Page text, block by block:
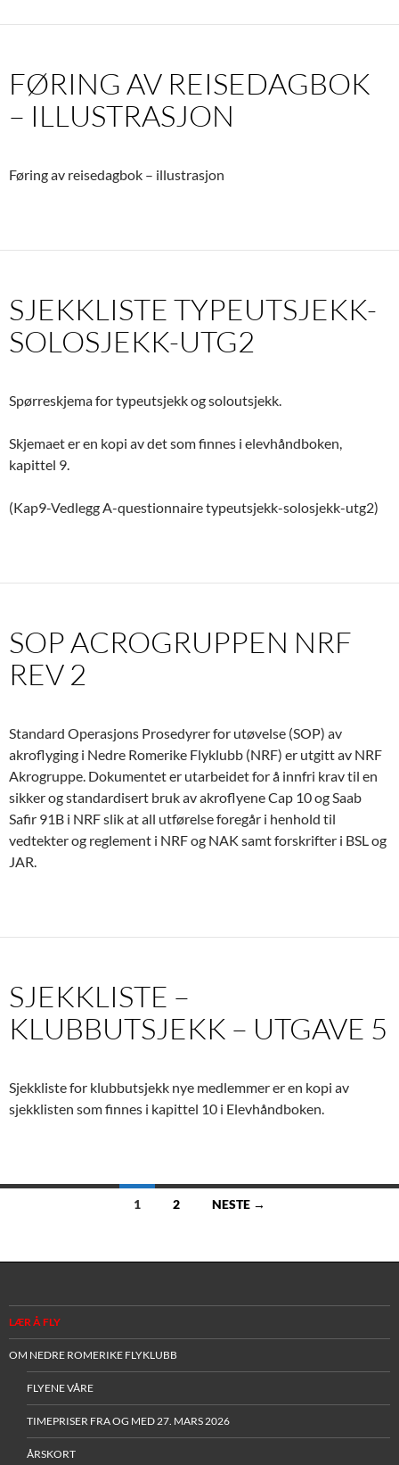
FØRING AV REISEDAGBOK
– ILLUSTRASJON
Føring av reisedagbok – illustrasjon
SJEKKLISTE TYPEUTSJEKK-
SOLOSJEKK-UTG2
Spørreskjema for typeutsjekk og soloutsjekk.
Skjemaet er en kopi av det som finnes i elevhåndboken,
kapittel 9.
(Kap9-Vedlegg A-questionnaire typeutsjekk-solosjekk-utg2)
SOP ACROGRUPPEN NRF
REV 2
Standard Operasjons Prosedyrer for utøvelse (SOP) av
akroflyging i Nedre Romerike Flyklubb (NRF) er utgitt av NRF
Akrogruppe. Dokumentet er utarbeidet for å innfri krav til en
sikker og standardisert bruk av akroflyene Cap 10 og Saab
Safir 91B i NRF slik at all utførelse foregår i henhold til
vedtekter og reglement i NRF og NAK samt forskrifter i BSL og
JAR.
SJEKKLISTE –
KLUBBUTSJEKK – UTGAVE 5
Sjekkliste for klubbutsjekk nye medlemmer er en kopi av
sjekklisten som finnes i kapittel 10 i Elevhåndboken.
Innleggsnavigasjon
1 2 NESTE →
LÆR Å FLY
OM NEDRE ROMERIKE FLYKLUBB
FLYENE VÅRE
TIMEPRISER FRA OG MED 27. MARS 2026
ÅRSKORT